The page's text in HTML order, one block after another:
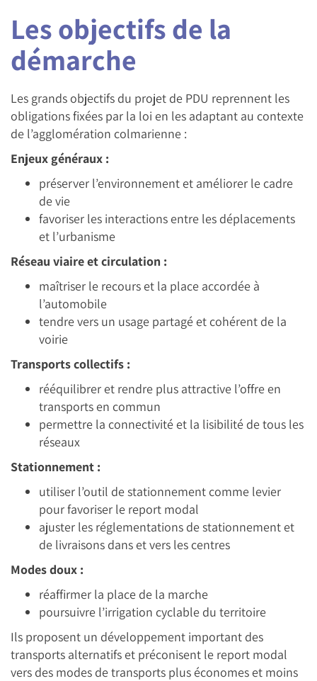
Les objectifs de la
démarche
Les grands objectifs du projet de PDU reprennent les
obligations fixées par la loi en les adaptant au contexte
de l’agglomération colmarienne :
Enjeux généraux :
préserver l’environnement et améliorer le cadre
de vie
favoriser les interactions entre les déplacements
et l’urbanisme
Réseau viaire et circulation :
maîtriser le recours et la place accordée à
l’automobile
tendre vers un usage partagé et cohérent de la
voirie
Transports collectifs :
rééquilibrer et rendre plus attractive l’offre en
transports en commun
permettre la connectivité et la lisibilité de tous les
réseaux
Stationnement :
utiliser l’outil de stationnement comme levier
pour favoriser le report modal
ajuster les réglementations de stationnement et
de livraisons dans et vers les centres
Modes doux :
réaffirmer la place de la marche
poursuivre l’irrigation cyclable du territoire
Ils proposent un développement important des
transports alternatifs et préconisent le report modal
vers des modes de transports plus économes et moins